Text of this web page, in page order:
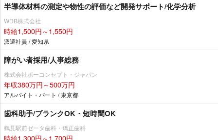
半導体材料の測定や物性の評価など開発サポート/化学分析
WDB株式会社
時給1,500円～1,550円
派遣社員 / 愛知県
障がい者採用/人事総務
株式会社ボーコンセプト・ジャパン
年収380万円～500万円
アルバイト・パート / 東京都
歯科助手/ブランクOK・短時間OK
鶴見駅前ゼータ歯科・矯正歯科
時給1,300円～1,700円